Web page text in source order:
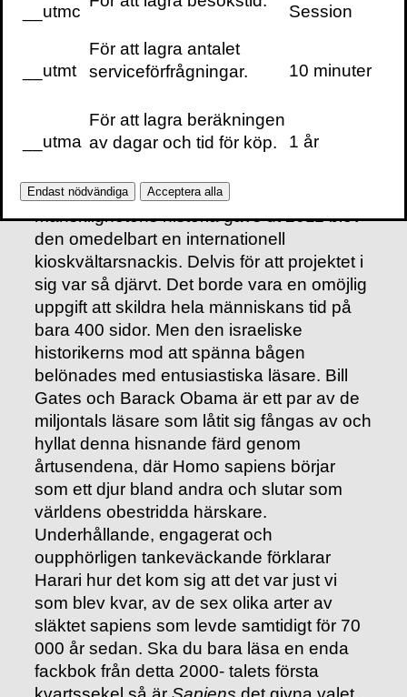
bästa utländska fackböckerna sedan år
Vissa böcker har ett tydligt före och efter –
Hararissvindlande redogörelse över
mänsklighetens historia gavs ut 2011 blev
den omedelbart en internationell
kioskvältarsnackis. Delvis för att projektet i
sig var så djärvt. Det borde vara en omöjlig
uppgift att skildra hela människans tid på
bara 400 sidor. Men den israeliske
historikerns mod att spänna bågen
belönades med entusiastiska läsare. Bill
Gates och Barack Obama är ett par av de
miljontals läsare som låtit sig fångas av och
hyllat denna hisnande färd genom
årtusendena, där Homo sapiens börjar
som ett djur bland andra och slutar som
världens obestridda härskare.
Underhållande, engagerat och
oupphörligen tankeväckande förklarar
Harari hur det kom sig att det var just vi
som blev kvar, av de sex olika arter av
släktet sapiens som levde samtidigt för 70
000 år sedan. Ska du bara läsa en enda
fackbok från detta 2000- talets första
__utmc Session
__utmt
För att lagra antalet
serviceförfrågningar.
10 minuter
__utma
För att lagra beräkningen
av dagar och tid för köp.
1 år
Endast nödvändiga Acceptera alla